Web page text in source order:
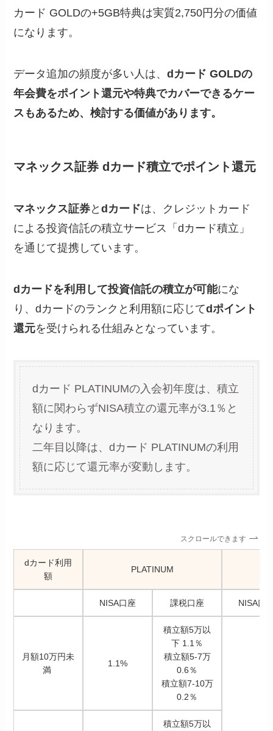
カード GOLDの+5GB特典は実質2,750円分の価値
になります。
データ追加の頻度が多い人は、dカード GOLDの
年会費をポイント還元や特典でカバーできるケー
スもあるため、検討する価値があります。
マネックス証券 dカード積立でポイント還元
マネックス証券とdカードは、クレジットカード
による投資信託の積立サービス「dカード積立」
を通じて提携しています。
dカードを利用して投資信託の積立が可能にな
り、dカードのランクと利用額に応じてdポイント
還元を受けられる仕組みとなっています。
dカード PLATINUMの入会初年度は、積立
額に関わらずNISA積立の還元率が3.1％と
なります。
二年目以降は、dカード PLATINUMの利用
額に応じて還元率が変動します。
スクロールできます
dカード利用
額
PLATINUM
NISA口座 課税口座 NISA口
月額10万円未
満
1.1%
積立額5万以
下 1.1％
積立額5-7万
0.6％
積立額7-10万
0.2％
積立額5万以